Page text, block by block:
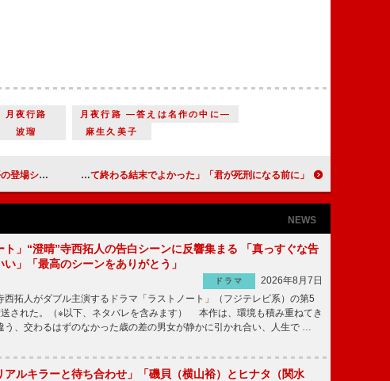
月夜行路
月夜行路 ―答えは名作の中に―
波瑠 麻生久美子
作品も見てみたい」 「君が死刑になる前に」「みんなが笑い合って終わる結末でよかった」「やっぱりサスペンスものの告白の場所は崖だよな」
NEWS
ト」“澄晴”寺西拓人の告白シーンに反響集まる 「真っすぐな告
い」「最高のシーンをありがとう」
ドラマ
2026年8月7日
拓人がダブル主演するドラマ「ラストノート」（フジテレビ系）の第5
された。（※以下、ネタバレを含みます） 本作は、環境も積み重ねてき
う、交わるはずのなかった歳の差の男女が静かに引かれ合い、人生で …
アルキラーと待ち合わせ」「磯貝（横山裕）とヒナタ（関水